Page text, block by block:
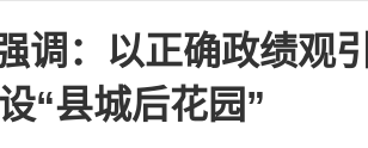
调：以正确政绩观
“县城后花园”